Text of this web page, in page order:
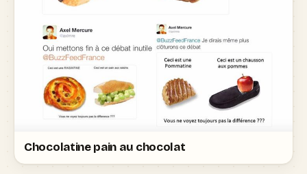
Chocolatine pain au chocolat